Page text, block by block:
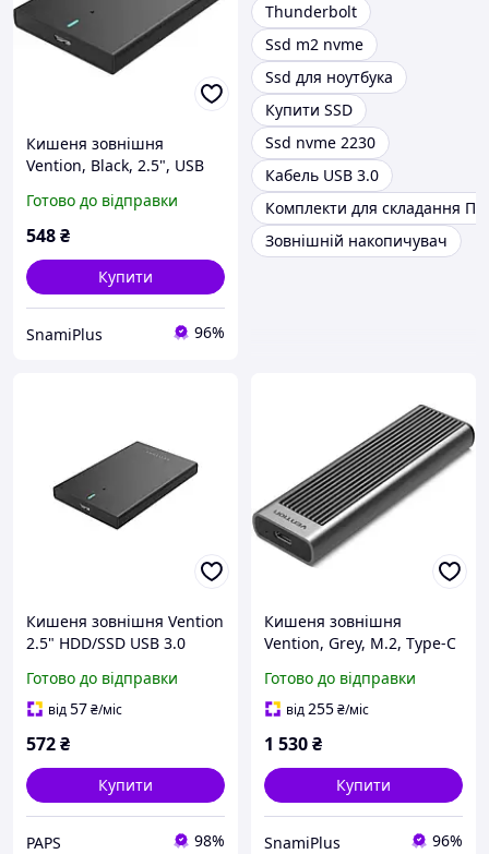
Кишеня зовнішня
Vention, Black, 2.5", USB
Готово до відправки
548₴
Купити
SnamiPlus 96%
Thunderbolt
Ssd m2 nvme
Ssd для ноутбука
Купити SSD
Ssd nvme 2230
Кабель USB 3.0
Комплекти для складання ПК
Зовнішній накопичувач
Кишеня зовнішня Vention
2.5" HDD/SSD USB 3.0
Готово до відправки
від57₴/міс
572₴
Купити
PAPS 98%
Кишеня зовнішня
Vention, Grey, M.2, Type-C
Готово до відправки
від255₴/міс
1 530₴
Купити
SnamiPlus 96%